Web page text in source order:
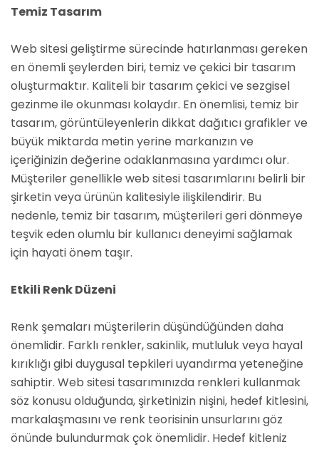
Temiz Tasarım
Web sitesi geliştirme sürecinde hatırlanması gereken
en önemli şeylerden biri, temiz ve çekici bir tasarım
oluşturmaktır. Kaliteli bir tasarım çekici ve sezgisel
gezinme ile okunması kolaydır. En önemlisi, temiz bir
tasarım, görüntüleyenlerin dikkat dağıtıcı grafikler ve
büyük miktarda metin yerine markanızın ve
içeriğinizin değerine odaklanmasına yardımcı olur.
Müşteriler genellikle web sitesi tasarımlarını belirli bir
şirketin veya ürünün kalitesiyle ilişkilendirir. Bu
nedenle, temiz bir tasarım, müşterileri geri dönmeye
teşvik eden olumlu bir kullanıcı deneyimi sağlamak
için hayati önem taşır.
Etkili Renk Düzeni
Renk şemaları müşterilerin düşündüğünden daha
önemlidir. Farklı renkler, sakinlik, mutluluk veya hayal
kırıklığı gibi duygusal tepkileri uyandırma yeteneğine
sahiptir. Web sitesi tasarımınızda renkleri kullanmak
söz konusu olduğunda, şirketinizin nişini, hedef kitlesini,
markalaşmasını ve renk teorisinin unsurlarını göz
önünde bulundurmak çok önemlidir. Hedef kitleniz